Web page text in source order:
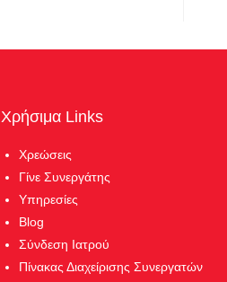
Χρήσιμα Links
Χρεώσεις
Γίνε Συνεργάτης
Υπηρεσίες
Blog
Σύνδεση Ιατρού
Πίνακας Διαχείρισης Συνεργατών